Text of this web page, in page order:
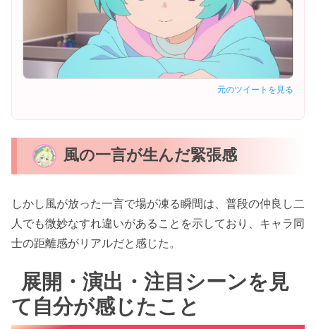
元のツイートを見る
風の一言が生んだ緊張感
しかし風が放った一言で場が凍る瞬間は、普段の仲良し二
人でも微妙なすれ違いがあることを示しており、キャラ同
士の距離感がリアルだと感じた。
展開・演出・注目シーンを見
て自分が感じたこと